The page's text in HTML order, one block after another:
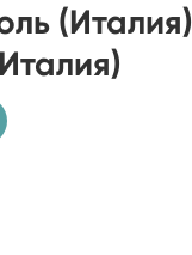
(Италия)